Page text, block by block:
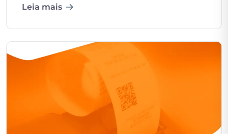
Leia mais